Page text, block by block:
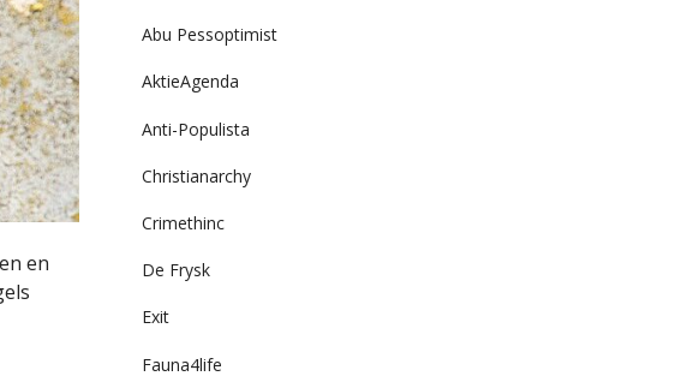
en
Abu Pessoptimist
AktieAgenda
Anti-Populista
Christianarchy
Crimethinc
De Frysk
Exit
Fauna4life